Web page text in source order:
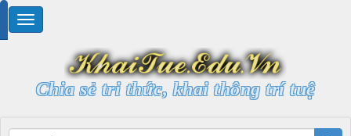
Chia sẻ tri thức, khai thông trí tuệ